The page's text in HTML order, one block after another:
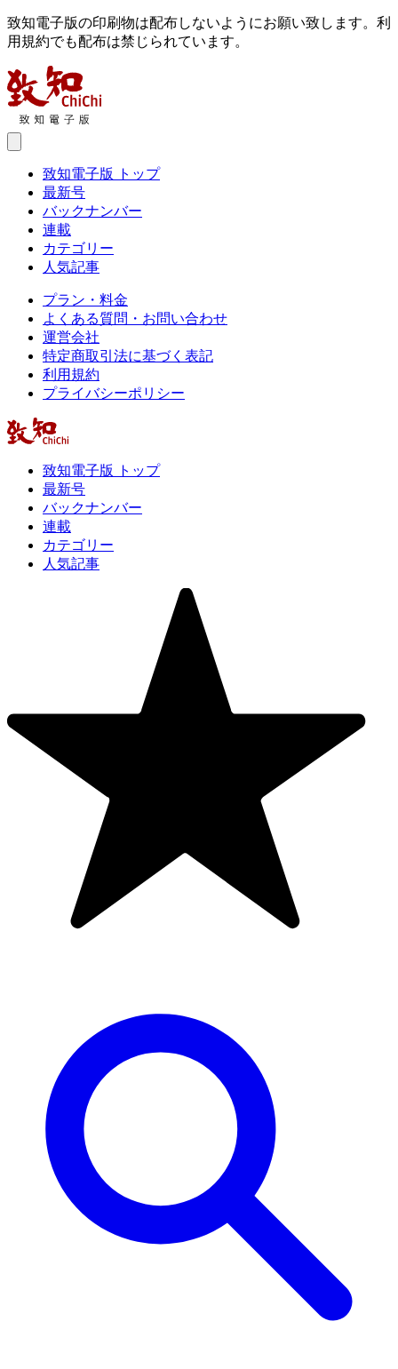
致知電子版の印刷物は配布しないようにお願い致します。利
用規約でも配布は禁じられています。
致知電子版 トップ
最新号
バックナンバー
連載
カテゴリー
人気記事
プラン・料金
よくある質問・お問い合わせ
運営会社
特定商取引法に基づく表記
利用規約
プライバシーポリシー
致知電子版 トップ
最新号
バックナンバー
連載
カテゴリー
人気記事